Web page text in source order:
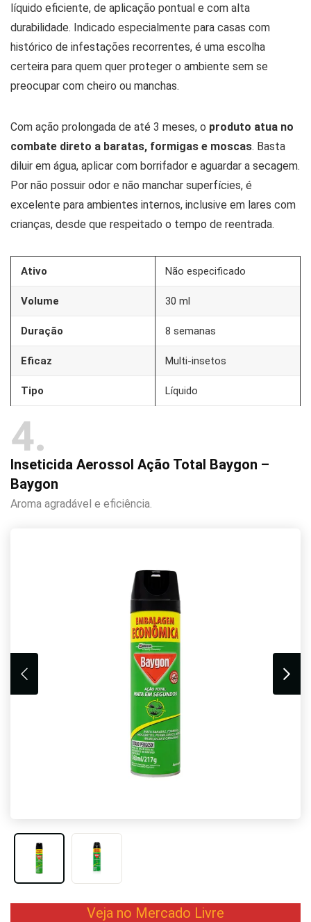
líquido eficiente, de aplicação pontual e com alta
durabilidade. Indicado especialmente para casas com
histórico de infestações recorrentes, é uma escolha
certeira para quem quer proteger o ambiente sem se
preocupar com cheiro ou manchas.
Com ação prolongada de até 3 meses, o produto atua no
combate direto a baratas, formigas e moscas. Basta
diluir em água, aplicar com borrifador e aguardar a secagem.
Por não possuir odor e não manchar superfícies, é
excelente para ambientes internos, inclusive em lares com
crianças, desde que respeitado o tempo de reentrada.
Ativo Não especificado
Volume 30 ml
Duração 8 semanas
Eficaz Multi-insetos
Tipo Líquido
4
Inseticida Aerossol Ação Total Baygon –
Baygon
Aroma agradável e eficiência.
Veja no Mercado Livre